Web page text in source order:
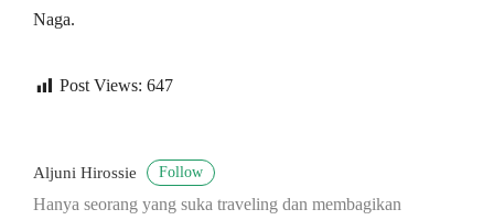
Naga.
Post Views: 647
Aljuni Hirossie Follow
Hanya seorang yang suka traveling dan membagikan